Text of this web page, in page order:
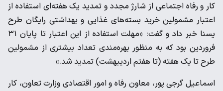
کار و رفاه اجتماعی از شارژ مجدد و تمدید یک هفته‌ای استفاده از
اعتبار مشمولین خرید بسته­‌های غذایی و بهداشتی رایگان طرح
یسنا خبر داد و گفت: «مهلت استفاده از این اعتبار تا پایان ۳۱
فروردین بود که به منظور بهره‌مندی تعداد بیشتری از مشمولین
طرح تا یک هفته (تا هفتم اردیبهشت) تمدید شد.»
اسماعیل گرجی پور، معاون رفاه و امور اقتصادی وزارت تعاون، کار